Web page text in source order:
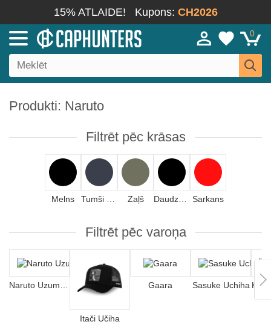
15% ATLAIDE! Kupons: CH2026
0
Produkti: Naruto
Filtrēt pēc krāsas
Melns Zaļš Sarkans
Filtrēt pēc varoņa
Naruto Uzumaki
Itači Učiha
Gaara Sasuke Uchiha